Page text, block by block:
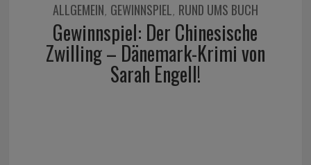
ALLGEMEIN, GEWINNSPIEL, RUND UMS BUCH
Gewinnspiel: Der Chinesische
Zwilling – Dänemark-Krimi von
Sarah Engell!